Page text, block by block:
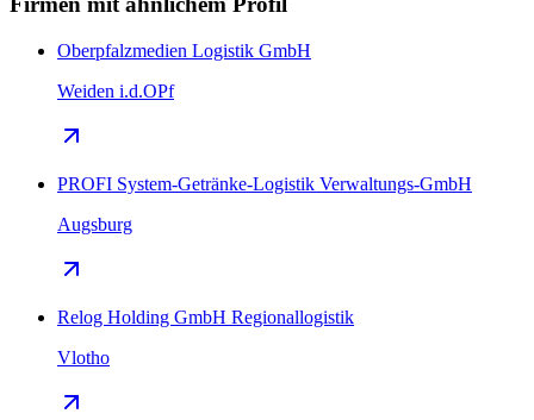
Oberpfalzmedien Logistik GmbH
Weiden i.d.OPf
PROFI System-Getränke-Logistik Verwaltungs-GmbH
Augsburg
Relog Holding GmbH Regionallogistik
Vlotho